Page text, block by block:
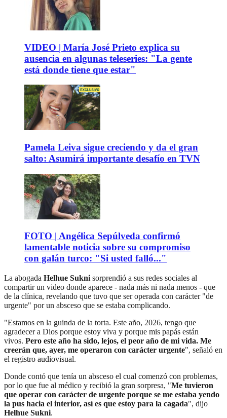
VIDEO | María José Prieto explica su
ausencia en algunas teleseries: "La gente
está donde tiene que estar"
Pamela Leiva sigue creciendo y da el gran
salto: Asumirá importante desafío en TVN
FOTO | Angélica Sepúlveda confirmó
lamentable noticia sobre su compromiso
con galán turco: "Si usted falló..."
La abogada Helhue Sukni sorprendió a sus redes sociales al
compartir un video donde aparece - nada más ni nada menos - que
de la clínica, revelando que tuvo que ser operada con carácter "de
urgente" por un absceso que se estaba complicando.
"Estamos en la guinda de la torta. Este año, 2026, tengo que
agradecer a Dios porque estoy viva y porque mis papás están
vivos. Pero este año ha sido, lejos, el peor año de mi vida. Me
creerán que, ayer, me operaron con carácter urgente", señaló en
el registro audiovisual.
Donde contó que tenía un absceso el cual comenzó con problemas,
por lo que fue al médico y recibió la gran sorpresa, "Me tuvieron
que operar con carácter de urgente porque se me estaba yendo
la pus hacia el interior, así es que estoy para la cagada", dijo
Helhue Sukni.